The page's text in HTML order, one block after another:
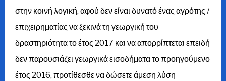
στην κοινή λογική, αφού δεν είναι δυνατό ένας αγρότης /
επιχειρηματίας να ξεκινά τη γεωργική του
δραστηριότητα το έτος 2017 και να απορρίπτεται επειδή
δεν παρουσιάζει γεωργικά εισοδήματα το προηγούμενο
έτος 2016, προτίθεσθε να δώσετε άμεση λύση